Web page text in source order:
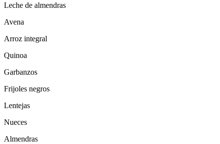
Leche de almendras
Avena
Arroz integral
Quinoa
Garbanzos
Frijoles negros
Lentejas
Nueces
Almendras